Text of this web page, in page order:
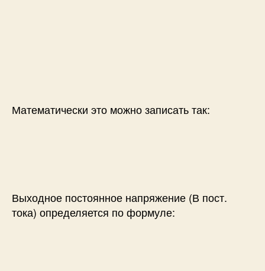
Математически это можно записать так:
Выходное постоянное напряжение (В пост.
тока) определяется по формуле: